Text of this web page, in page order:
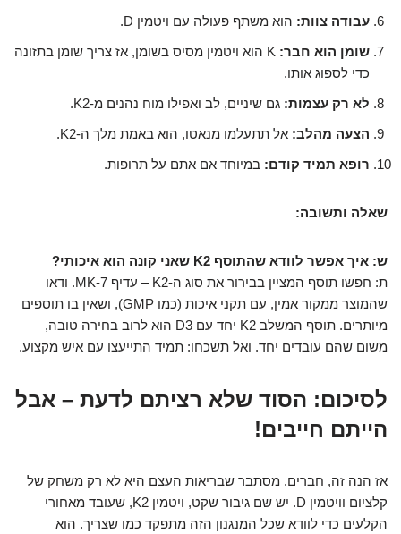
עבודה צוות: הוא משתף פעולה עם ויטמין D.
שומן הוא חבר:
K הוא ויטמין מסיס בשומן, אז צריך שומן בתזונה
כדי לספוג אותו.
לא רק עצמות: גם שיניים, לב ואפילו מוח נהנים מ-K2.
הצעה מהלב: אל תתעלמו מנאטו, הוא באמת מלך ה-K2.
רופא תמיד קודם: במיוחד אם אתם על תרופות.
שאלה ותשובה:
ש: איך אפשר לוודא שהתוסף K2 שאני קונה הוא איכותי?
ת: חפשו תוסף המציין בבירור את סוג ה-K2 – עדיף MK-7. ודאו
שהמוצר ממקור אמין, עם תקני איכות (כמו GMP), ושאין בו תוספים
מיותרים. תוסף המשלב K2 יחד עם D3 הוא לרוב בחירה טובה,
משום שהם עובדים יחד. ואל תשכחו: תמיד התייעצו עם איש מקצוע.
לסיכום: הסוד שלא רציתם לדעת – אבל
הייתם חייבים!
אז הנה זה, חברים. מסתבר שבריאות העצם היא לא רק משחק של
קלציום וויטמין D. יש שם גיבור שקט, ויטמין K2, שעובד מאחורי
הקלעים כדי לוודא שכל המנגנון הזה מתפקד כמו שצריך. הוא